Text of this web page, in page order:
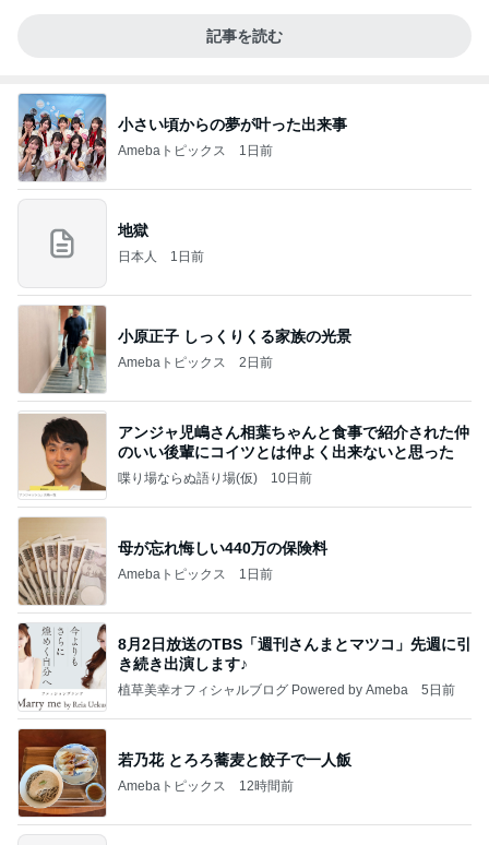
記事を読む
小さい頃からの夢が叶った出来事
Amebaトピックス 1日前
地獄
日本人 1日前
小原正子 しっくりくる家族の光景
Amebaトピックス 2日前
アンジャ児嶋さん相葉ちゃんと食事で紹介された仲
のいい後輩にコイツとは仲よく出来ないと思った
喋り場ならぬ語り場(仮) 10日前
母が忘れ悔しい440万の保険料
Amebaトピックス 1日前
8月2日放送のTBS「週刊さんまとマツコ」先週に引
き続き出演します♪
植草美幸オフィシャルブログ Powered by Ameba 5日前
若乃花 とろろ蕎麦と餃子で一人飯
Amebaトピックス 12時間前